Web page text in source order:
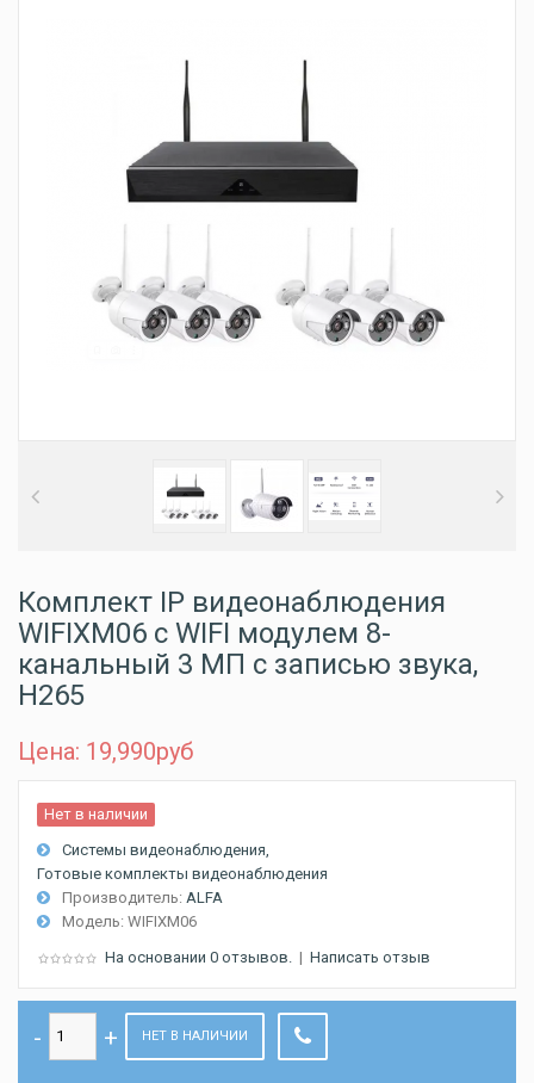
Комплект IP видеонаблюдения
WIFIXM06 с WIFI модулем 8-
канальный 3 МП с записью звука,
H265
Цена: 19,990руб
Нет в наличии
Системы видеонаблюдения
Готовые комплекты видеонаблюдения
Производитель: ALFA
Модель: WIFIXM06
На основании 0 отзывов. | Написать отзыв
НЕТ В НАЛИЧИИ